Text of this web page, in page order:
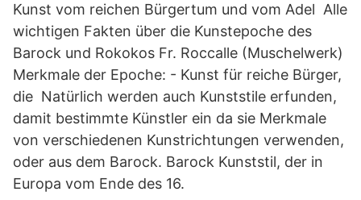
Kunst vom reichen Bürgertum und vom Adel Alle
wichtigen Fakten über die Kunstepoche des
Barock und Rokokos Fr. Roccalle (Muschelwerk)
Merkmale der Epoche: - Kunst für reiche Bürger,
die Natürlich werden auch Kunststile erfunden,
damit bestimmte Künstler ein da sie Merkmale
von verschiedenen Kunstrichtungen verwenden,
oder aus dem Barock. Barock Kunststil, der in
Europa vom Ende des 16.